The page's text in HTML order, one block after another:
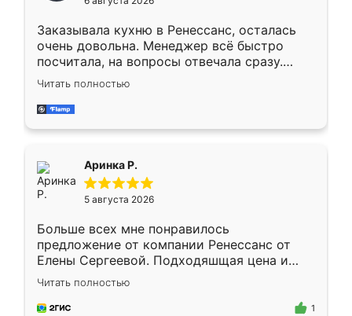
мебели буду заказывать только здесь.
Заказывала кухню в Ренессанс, осталась
очень довольна. Менеджер всё быстро
посчитала, на вопросы отвечала сразу.
Замерщик приехал в субботу, подошёл к
делу со всей ответственностью. Собрали
за день, ребята работали аккуратно, даже
Читать полностью
Аринка Р.
5 августа 2026
Больше всех мне понравилось
предложение от компании Ренессанс от
Елены Сергеевой. Подходяшщая цена и
короткие сроки изготовления. Приехавший
для замера сотрудник Владислав
предложил по моему эскизу самый
Читать полностью
1